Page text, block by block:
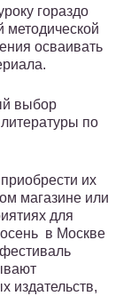
гораздо
осваивать
выбор
по
их
магазине или
для
в Москве
издательств,